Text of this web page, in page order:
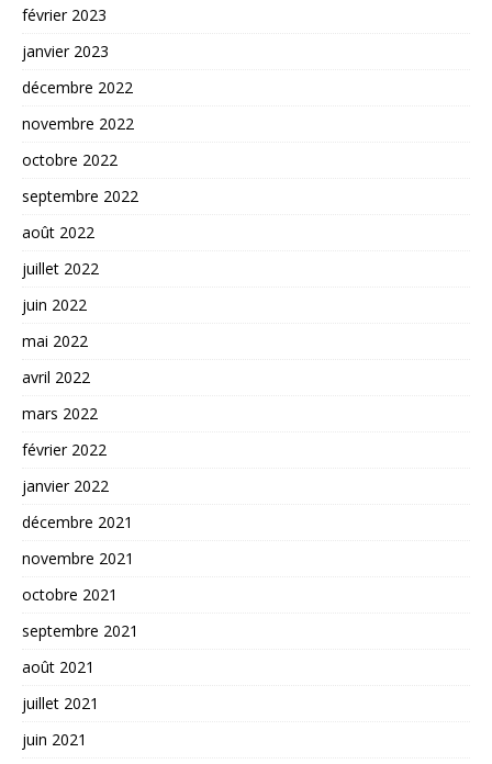
février 2023
janvier 2023
décembre 2022
novembre 2022
octobre 2022
septembre 2022
août 2022
juillet 2022
juin 2022
mai 2022
avril 2022
mars 2022
février 2022
janvier 2022
décembre 2021
novembre 2021
octobre 2021
septembre 2021
août 2021
juillet 2021
juin 2021